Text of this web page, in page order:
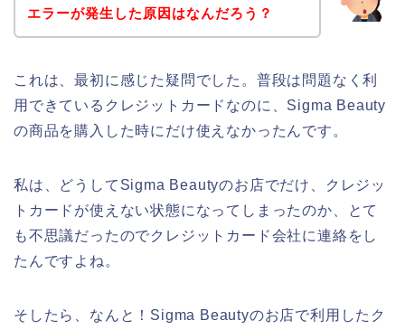
エラーが発生した原因はなんだろう？
これは、最初に感じた疑問でした。普段は問題なく利
用できているクレジットカードなのに、Sigma Beauty
の商品を購入した時にだけ使えなかったんです。
私は、どうしてSigma Beautyのお店でだけ、クレジッ
トカードが使えない状態になってしまったのか、とて
も不思議だったのでクレジットカード会社に連絡をし
たんですよね。
そしたら、なんと！Sigma Beautyのお店で利用したク